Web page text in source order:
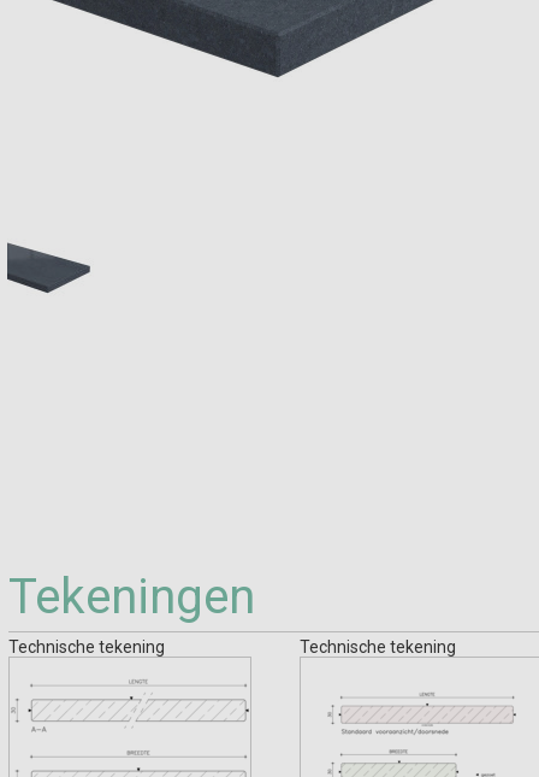
Tekeningen
Technische tekening Technische tekening